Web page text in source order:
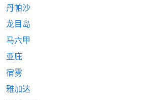
丹帕沙
龙目岛
马六甲
亚庇
宿雾
雅加达